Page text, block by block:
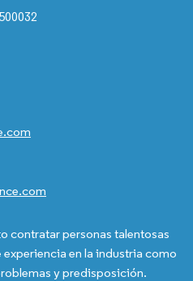
contratar personas talentosas
en la industria como
y predisposición.